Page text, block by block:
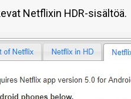
Netflixin HDR-sisältöä.